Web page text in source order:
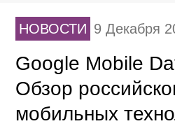
НОВОСТИ 9 Декабря
Google Mobile
Обзор
мобильных